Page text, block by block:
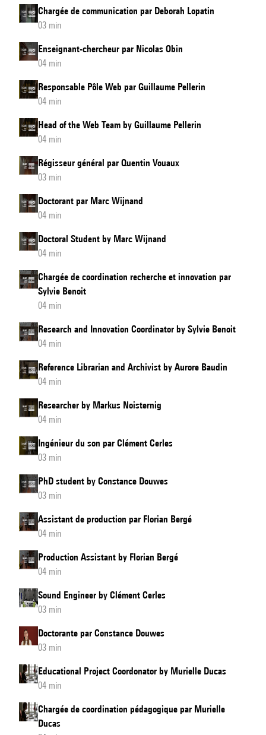
Chargée de communication par Deborah Lopatin
03 min
Enseignant-chercheur par Nicolas Obin
04 min
Responsable Pôle Web par Guillaume Pellerin
04 min
Head of the Web Team by Guillaume Pellerin
04 min
Régisseur général par Quentin Vouaux
03 min
Doctorant par Marc Wijnand
04 min
Doctoral Student by Marc Wijnand
04 min
Chargée de coordination recherche et innovation par
Sylvie Benoit
04 min
Research and Innovation Coordinator by Sylvie Benoit
04 min
Reference Librarian and Archivist by Aurore Baudin
04 min
Researcher by Markus Noisternig
04 min
Ingénieur du son par Clément Cerles
03 min
PhD student by Constance Douwes
03 min
Assistant de production par Florian Bergé
04 min
Production Assistant by Florian Bergé
04 min
Sound Engineer by Clément Cerles
03 min
Doctorante par Constance Douwes
03 min
Educational Project Coordonator by Murielle Ducas
04 min
Chargée de coordination pédagogique par Murielle
Ducas